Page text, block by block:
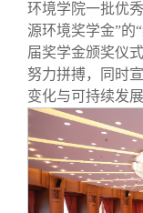
环境学院一批优
源环境奖学金”的
届奖学金颁奖仪
努力拼搏，同时
变化与可持续发展